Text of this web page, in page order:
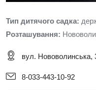
Тип дитячого садка:
Розташування:
вул. Нововолинська,
8-033-443-10-92